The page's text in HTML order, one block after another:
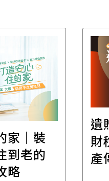
家｜裝
到老的
略
遺
財
產